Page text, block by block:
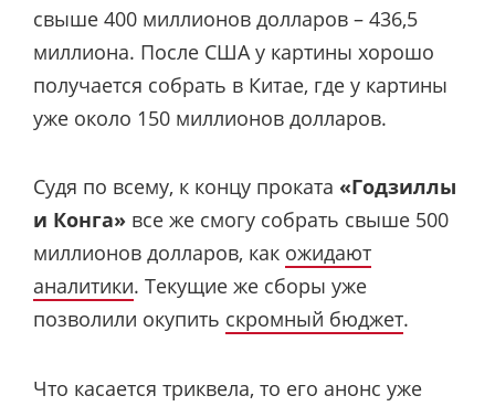
свыше 400 миллионов долларов – 436,5
миллиона. После США у картины хорошо
получается собрать в Китае, где у картины
уже около 150 миллионов долларов.
Судя по всему, к концу проката «Годзиллы
и Конга» все же смогу собрать свыше 500
миллионов долларов, как ожидают
аналитики. Текущие же сборы уже
позволили окупить скромный бюджет.
Что касается триквела, то его анонс уже